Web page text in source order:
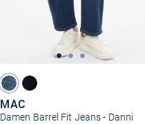
MAC
Damen Barrel Fit Jeans - Danni